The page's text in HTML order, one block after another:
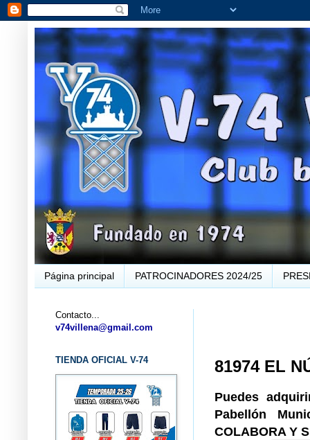
Página principal PATROCINADORES 2024/25
81974 EL
Puedes
Pabellón
COLABORA Y
Contacto...
v74villena@gmail.com
TIENDA OFICIAL V-74